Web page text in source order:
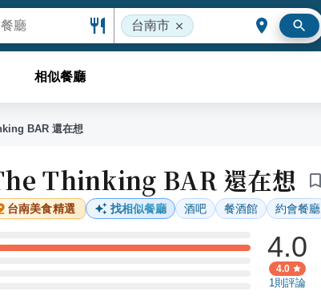
台南市
相似餐廳
BAR 還在想
Thinking BAR 還在想
台南美食精選 找相似餐廳 酒吧 餐酒館 約會餐廳
：0 則評論
：1 則評論
：0 則評論
：0 則評論
：0 則評論
4.0
4.0
1則評論